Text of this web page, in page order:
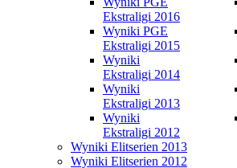
Ekstraligi 2016
Wyniki PGE
Ekstraligi 2015
Wyniki
Ekstraligi 2014
Wyniki
Ekstraligi 2013
Wyniki
Ekstraligi 2012
Wyniki Elitserien 2013
Wyniki Elitserien 2012